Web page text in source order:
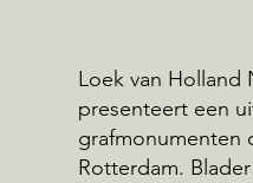
Loek van Holland
presenteert een
grafmonumenten
Rotterdam.